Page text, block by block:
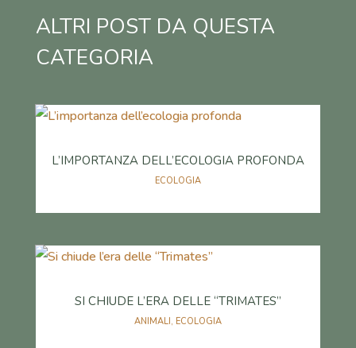
ALTRI POST DA QUESTA
CATEGORIA
L’IMPORTANZA DELL’ECOLOGIA PROFONDA
ECOLOGIA
SI CHIUDE L’ERA DELLE “TRIMATES”
ANIMALI, ECOLOGIA